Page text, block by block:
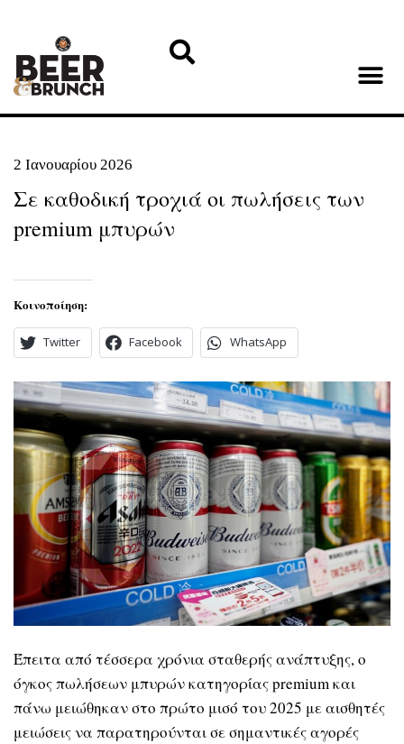
2 Ιανουαρίου 2026
Σε καθοδική τροχιά οι πωλήσεις των
premium μπυρών
Κοινοποίηση:
Twitter Facebook WhatsApp
Έπειτα από τέσσερα χρόνια σταθερής ανάπτυξης, ο
όγκος πωλήσεων μπυρών κατηγορίας premium και
πάνω μειώθηκαν στο πρώτο μισό του 2025 με αισθητές
μειώσεις να παρατηρούνται σε σημαντικές αγορές